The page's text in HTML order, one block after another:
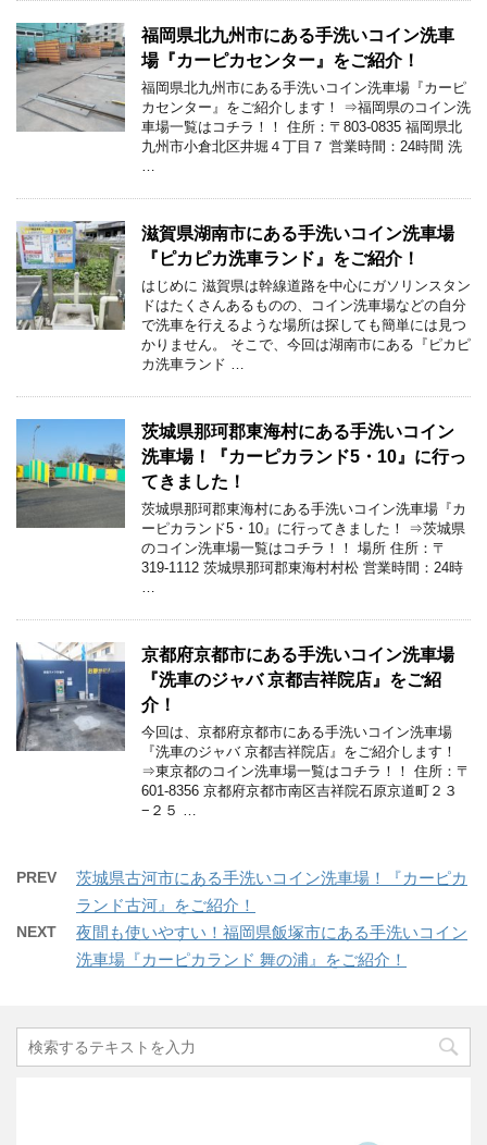
福岡県北九州市にある手洗いコイン洗車
場『カーピカセンター』をご紹介！
福岡県北九州市にある手洗いコイン洗車場『カーピ
カセンター』をご紹介します！ ⇒福岡県のコイン洗
車場一覧はコチラ！！ 住所：〒803-0835 福岡県北
九州市小倉北区井堀４丁目７ 営業時間：24時間 洗
滋賀県湖南市にある手洗いコイン洗車場
『ピカピカ洗車ランド』をご紹介！
はじめに 滋賀県は幹線道路を中心にガソリンスタン
ドはたくさんあるものの、コイン洗車場などの自分
で洗車を行えるような場所は探しても簡単には見つ
かりません。 そこで、今回は湖南市にある『ピカピ
カ洗車ランド …
茨城県那珂郡東海村にある手洗いコイン
洗車場！『カーピカランド5・10』に行っ
てきました！
茨城県那珂郡東海村にある手洗いコイン洗車場『カ
ーピカランド5・10』に行ってきました！ ⇒茨城県
のコイン洗車場一覧はコチラ！！ 場所 住所：〒
319-1112 茨城県那珂郡東海村村松 営業時間：24時
京都府京都市にある手洗いコイン洗車場
『洗車のジャバ 京都吉祥院店』をご紹
介！
今回は、京都府京都市にある手洗いコイン洗車場
『洗車のジャバ 京都吉祥院店』をご紹介します！
⇒東京都のコイン洗車場一覧はコチラ！！ 住所：〒
601-8356 京都府京都市南区吉祥院石原京道町２３
−２５ …
PREV
茨城県古河市にある手洗いコイン洗車場！『カーピカ
ランド古河』をご紹介！
NEXT
夜間も使いやすい！福岡県飯塚市にある手洗いコイン
洗車場『カーピカランド 舞の浦』をご紹介！